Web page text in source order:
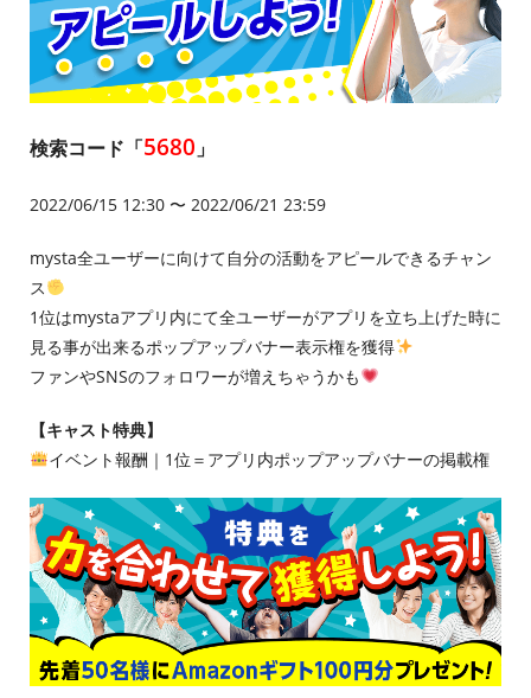
検索コード「5680 」
2022/06/15 12:30 〜 2022/06/21 23:59
mysta全ユーザーに向けて自分の活動をアピールできるチャン
ス
1位はmystaアプリ内にて全ユーザーがアプリを立ち上げた時に
見る事が出来るポップアップバナー表示権を獲得
ファンやSNSのフォロワーが増えちゃうかも
【キャスト特典】
イベント報酬｜1位＝アプリ内ポップアップバナーの掲載権